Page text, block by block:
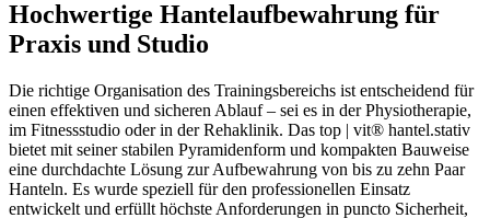
Hochwertige Hantelaufbewahrung für
Praxis und Studio
Die richtige Organisation des Trainingsbereichs ist entscheidend für
einen effektiven und sicheren Ablauf – sei es in der Physiotherapie,
im Fitnessstudio oder in der Rehaklinik. Das top | vit® hantel.stativ
bietet mit seiner stabilen Pyramidenform und kompakten Bauweise
eine durchdachte Lösung zur Aufbewahrung von bis zu zehn Paar
Hanteln. Es wurde speziell für den professionellen Einsatz
entwickelt und erfüllt höchste Anforderungen in puncto Sicherheit,